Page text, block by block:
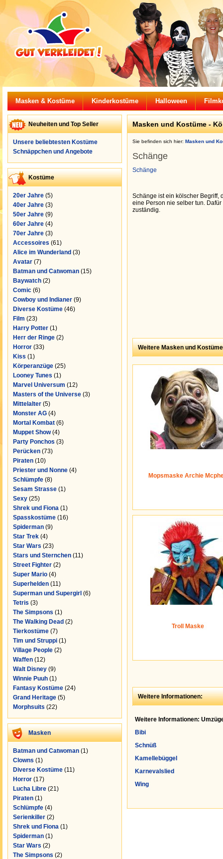
Masken & Kostüme Kinderkostüme Halloween
Neuheiten und Top Seller
Unsere beliebtesten Kostüme
Schnäppchen und Angebote
Kostüme
20er Jahre (5)
40er Jahre (3)
50er Jahre (9)
60er Jahre (4)
70er Jahre (3)
Accessoires (61)
Alice im Wunderland (3)
Avatar (7)
Batman und Catwoman (15)
Baywatch (2)
Comic (6)
Cowboy und Indianer (9)
Diverse Kostüme (46)
Film (23)
Harry Potter (1)
Herr der Ringe (2)
Horror (33)
Kiss (1)
Körperanzüge (25)
Looney Tunes (1)
Marvel Universum (12)
Masters of the Universe (3)
Mittelalter (5)
Monster AG (4)
Mortal Kombat (6)
Muppet Show(4)
Party Ponchos (3)
Perücken (73)
Piraten (10)
Priester und Nonne (4)
Schlümpfe (8)
Sesam Strasse (1)
Sexy (25)
Shrek und Fiona (1)
Spasskostüme (16)
Spiderman (9)
Star Trek (4)
Star Wars (23)
Stars und Sternchen (11)
Street Fighter (2)
Super Mario (4)
Superhelden (11)
Superman und Supergirl (6)
Tetris (3)
The Simpsons (1)
The Walking Dead (2)
Tierkostüme (7)
Tim und Struppi (1)
Village People (2)
Waffen (12)
Walt Disney (9)
Winnie Puuh (1)
Fantasy Kostüme (24)
Grand Heritage (5)
Morphsuits (22)
Masken
Batman und Catwoman (1)
Clowns (1)
Diverse Kostüme (11)
Horror (17)
Lucha Libre (21)
Piraten (1)
Schlümpfe (4)
Serienkiller (2)
Shrek und Fiona (1)
Spiderman (1)
Star Wars (2)
The Simpsons (2)
Masken und Kostüme -
Sie befinden sich hier: Masken und
Schänge
Schänge
Schänge ist ein kölscher Begriff,
eine Person nie selber tun.
zuständig.
Weitere Masken und
Mopsmaske Archie
Troll Maske
Weitere Informationen:
Weitere Informationen:
Bibi
Schnüß
Kamellebüggel
Karnevalslied
Wing